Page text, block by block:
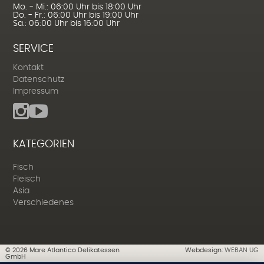
Mo. - Mi.: 06:00 Uhr bis 18:00 Uhr
Do. - Fr.: 06:00 Uhr bis 19:00 Uhr
Sa.: 06:00 Uhr bis 16:00 Uhr
SERVICE
Kontakt
Datenschutz
Impressum
KATEGORIEN
Fisch
Fleisch
Asia
Verschiedenes
© 2026Mare Atlantico Delikatessen
GmbH
Webdesign:WEBAN UG